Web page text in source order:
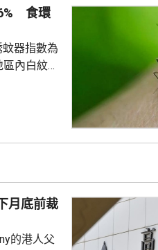
食環
器指數為
內白紋伊
的私人住
蚊器指數
月底前裁
的港人父